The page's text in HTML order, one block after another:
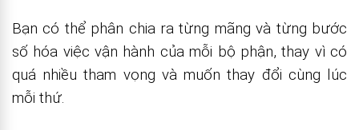
Bạn có thể phân chia ra từng mãng và từng bước
số hóa việc vận hành của mỗi bộ phận, thay vì có
quá nhiều tham vọng và muốn thay đổi cùng lúc
mỗi thứ.